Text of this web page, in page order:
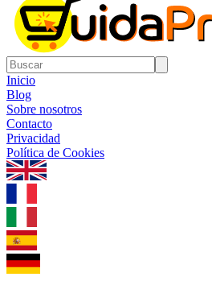
Inicio
Blog
Sobre nosotros
Contacto
Privacidad
Política de Cookies